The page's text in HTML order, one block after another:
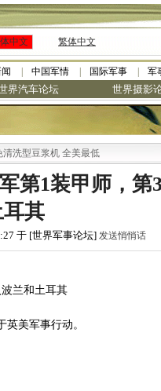
中文 繁体中文
中国军情 国际军事 军
界汽车论坛 世界摄影
豆浆机 全美最低
第1装甲师，第
其
于 [世界军事论坛] 发送悄悄话
兰和土耳其
美军事行动。